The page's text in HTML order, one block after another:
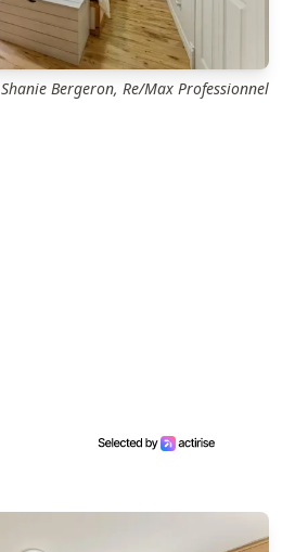
Shanie Bergeron, Re/Max Professionnel